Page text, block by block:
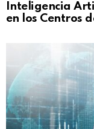
Inteligencia
en los Centros